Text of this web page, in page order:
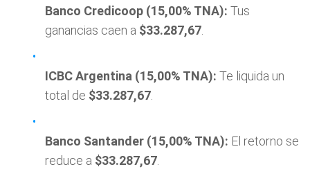
Banco Credicoop (15,00% TNA): Tus
ganancias caen a $33.287,67
ICBC Argentina (15,00% TNA): Te liquida un
total de $33.287,67
Banco Santander (15,00% TNA): El retorno se
reduce a $33.287,67